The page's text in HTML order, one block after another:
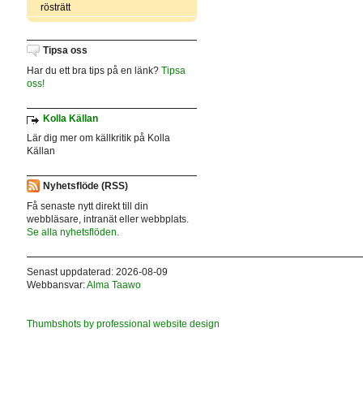
rösträtt
Tipsa oss
Har du ett bra tips på en länk? Tipsa
oss!
Kolla Källan
Lär dig mer om källkritik på Kolla
Källan
Nyhetsflöde (RSS)
Få senaste nytt direkt till din
webbläsare, intranät eller webbplats.
Se alla nyhetsflöden.
Senast uppdaterad: 2026-08-09
Webbansvar:Alma Taawo
Thumbshots by professional website design